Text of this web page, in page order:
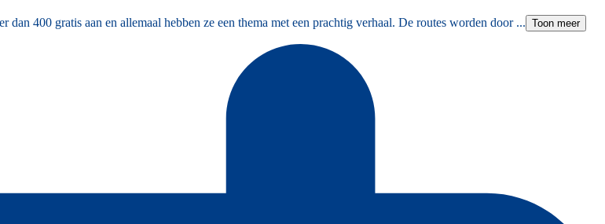
400 gratis aan en allemaal hebben ze een thema met een prachtig verhaal. De routes worden door ... Toon meer